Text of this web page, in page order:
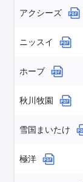
アクシーズ
ニッスイ
ホーブ
秋川牧園
雪国まいたけ
極洋